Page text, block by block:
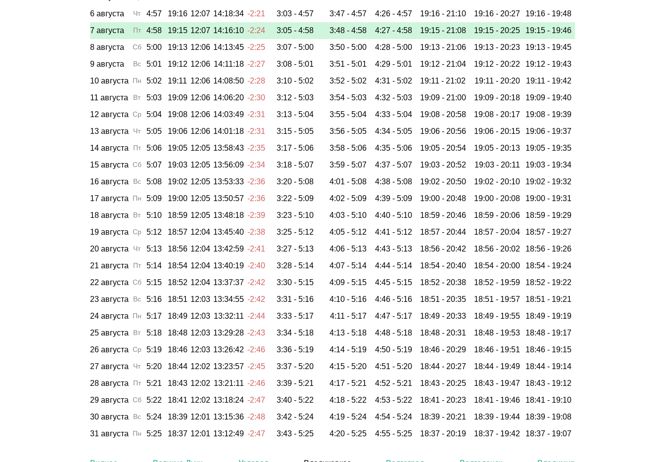
6 августа
Чт 4:57 19:16 12:07 14:18:34 -2:21 3:03 - 4:57 3:47 - 4:57 4:26 - 4:57 19:16 - 21:10 19:16 - 20:27 19:16 - 19:48
7 августа
Пт 4:58 19:15 12:07 14:16:10 -2:24 3:05 - 4:58 3:48 - 4:58 4:27 - 4:58 19:15 - 21:08 19:15 - 20:25 19:15 - 19:46
8 августа
Сб 5:00 19:13 12:06 14:13:45 -2:25 3:07 - 5:00 3:50 - 5:00 4:28 - 5:00 19:13 - 21:06 19:13 - 20:23 19:13 - 19:45
9 августа
Вс 5:01 19:12 12:06 14:11:18 -2:27 3:08 - 5:01 3:51 - 5:01 4:29 - 5:01 19:12 - 21:04 19:12 - 20:22 19:12 - 19:43
10 августа
Пн 5:02 19:11 12:06 14:08:50 -2:28 3:10 - 5:02 3:52 - 5:02 4:31 - 5:02 19:11 - 21:02 19:11 - 20:20 19:11 - 19:42
11 августа
Вт 5:03 19:09 12:06 14:06:20 -2:30 3:12 - 5:03 3:54 - 5:03 4:32 - 5:03 19:09 - 21:00 19:09 - 20:18 19:09 - 19:40
12 августа Ср 5:04 19:08 12:06 14:03:49 -2:31 3:13 - 5:04 3:55 - 5:04 4:33 - 5:04 19:08 - 20:58 19:08 - 20:17 19:08 - 19:39
13 августа
Чт 5:05 19:06 12:06 14:01:18 -2:31 3:15 - 5:05 3:56 - 5:05 4:34 - 5:05 19:06 - 20:56 19:06 - 20:15 19:06 - 19:37
14 августа
Пт 5:06 19:05 12:05 13:58:43 -2:35 3:17 - 5:06 3:58 - 5:06 4:35 - 5:06 19:05 - 20:54 19:05 - 20:13 19:05 - 19:35
15 августа Сб 5:07 19:03 12:05 13:56:09 -2:34 3:18 - 5:07 3:59 - 5:07 4:37 - 5:07 19:03 - 20:52 19:03 - 20:11 19:03 - 19:34
16 августа
Вс 5:08 19:02 12:05 13:53:33 -2:36 3:20 - 5:08 4:01 - 5:08 4:38 - 5:08 19:02 - 20:50 19:02 - 20:10 19:02 - 19:32
17 августа
Пн 5:09 19:00 12:05 13:50:57 -2:36 3:22 - 5:09 4:02 - 5:09 4:39 - 5:09 19:00 - 20:48 19:00 - 20:08 19:00 - 19:31
18 августа
Вт 5:10 18:59 12:05 13:48:18 -2:39 3:23 - 5:10 4:03 - 5:10 4:40 - 5:10 18:59 - 20:46 18:59 - 20:06 18:59 - 19:29
19 августа Ср 5:12 18:57 12:04 13:45:40 -2:38 3:25 - 5:12 4:05 - 5:12 4:41 - 5:12 18:57 - 20:44 18:57 - 20:04 18:57 - 19:27
20 августа
Чт 5:13 18:56 12:04 13:42:59 -2:41 3:27 - 5:13 4:06 - 5:13 4:43 - 5:13 18:56 - 20:42 18:56 - 20:02 18:56 - 19:26
21 августа
Пт 5:14 18:54 12:04 13:40:19 -2:40 3:28 - 5:14 4:07 - 5:14 4:44 - 5:14 18:54 - 20:40 18:54 - 20:00 18:54 - 19:24
22 августа Сб 5:15 18:52 12:04 13:37:37 -2:42 3:30 - 5:15 4:09 - 5:15 4:45 - 5:15 18:52 - 20:38 18:52 - 19:59 18:52 - 19:22
23 августа
Вс 5:16 18:51 12:03 13:34:55 -2:42 3:31 - 5:16 4:10 - 5:16 4:46 - 5:16 18:51 - 20:35 18:51 - 19:57 18:51 - 19:21
24 августа
Пн 5:17 18:49 12:03 13:32:11 -2:44 3:33 - 5:17 4:11 - 5:17 4:47 - 5:17 18:49 - 20:33 18:49 - 19:55 18:49 - 19:19
25 августа
Вт 5:18 18:48 12:03 13:29:28 -2:43 3:34 - 5:18 4:13 - 5:18 4:48 - 5:18 18:48 - 20:31 18:48 - 19:53 18:48 - 19:17
26 августа Ср 5:19 18:46 12:03 13:26:42 -2:46 3:36 - 5:19 4:14 - 5:19 4:50 - 5:19 18:46 - 20:29 18:46 - 19:51 18:46 - 19:15
27 августа
Чт 5:20 18:44 12:02 13:23:57 -2:45 3:37 - 5:20 4:15 - 5:20 4:51 - 5:20 18:44 - 20:27 18:44 - 19:49 18:44 - 19:14
28 августа
Пт 5:21 18:43 12:02 13:21:11 -2:46 3:39 - 5:21 4:17 - 5:21 4:52 - 5:21 18:43 - 20:25 18:43 - 19:47 18:43 - 19:12
29 августа Сб 5:22 18:41 12:02 13:18:24 -2:47 3:40 - 5:22 4:18 - 5:22 4:53 - 5:22 18:41 - 20:23 18:41 - 19:46 18:41 - 19:10
30 августа
Вс 5:24 18:39 12:01 13:15:36 -2:48 3:42 - 5:24 4:19 - 5:24 4:54 - 5:24 18:39 - 20:21 18:39 - 19:44 18:39 - 19:08
31 августа
Пн 5:25 18:37 12:01 13:12:49 -2:47 3:43 - 5:25 4:20 - 5:25 4:55 - 5:25 18:37 - 20:19 18:37 - 19:42 18:37 - 19:07